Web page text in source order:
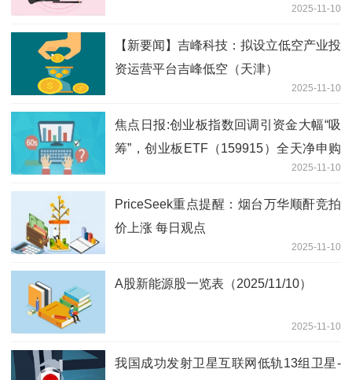
2025-11-10
【新要闻】吉峰科技：拟设立低空产业投
资运营平台吉峰低空（天津）
2025-11-10
焦点日报:创业板指数回调引资金大幅“吸
筹”，创业板ETF（159915）全天净申购
2025-11-10
PriceSeek重点提醒：烟台万华顺酐竞拍
价上涨 每日观点
2025-11-10
A股新能源股一览表（2025/11/10）
2025-11-10
我国成功发射卫星互联网低轨13组卫星-